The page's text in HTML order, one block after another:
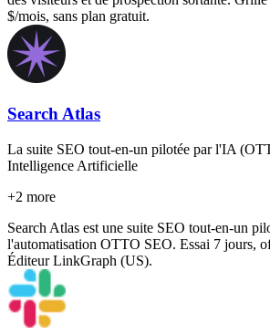
$/mois, sans plan gratuit.
Search Atlas
La suite SEO tout-en-un pilotée par l'IA
Intelligence Artificielle
+2 more
Search Atlas est une suite SEO tout-en-un
l'automatisation OTTO SEO. Essai 7 jours,
Éditeur LinkGraph (US).